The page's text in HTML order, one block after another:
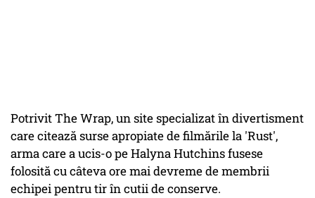
Potrivit The Wrap, un site specializat în divertisment
care citează surse apropiate de filmările la 'Rust',
arma care a ucis-o pe Halyna Hutchins fusese
folosită cu câteva ore mai devreme de membrii
echipei pentru tir în cutii de conserve.